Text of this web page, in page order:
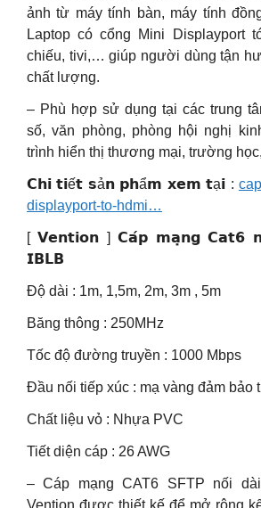
ảnh từ máy tính bàn, máy tính
Laptop có cổng Mini Displayport
chiếu, tivi,… giúp người dùng tận
chất lượng.
– Phù hợp sử dụng tại các trung
số, văn phòng, phòng hội nghị
trình hiển thị thương mại, trường
𝗖𝗵𝗶 𝘁𝗶ế𝘁 𝘀ả𝗻 𝗽𝗵ẩ𝗺 𝘅𝗲𝗺 𝘁ạ𝗶 :
displayport-to-hdmi…
[ 𝗩𝗲𝗻𝘁𝗶𝗼𝗻 ] 𝗖𝗮́𝗽 𝗺𝗮̣𝗻𝗴 𝗖𝗮𝘁𝟲
𝗜𝗕𝗟𝗕
Độ dài : 1m, 1,5m, 2m, 3m , 5m
Băng thông : 250MHz
Tốc độ đường truyền : 1000 Mbps
Đầu nối tiếp xúc : mạ vàng đảm bảo
Chất liệu vỏ : Nhựa PVC
Tiết diện cáp : 26 AWG
– Cáp mạng CAT6 SFTP nối
Vention được thiết kế để mở rộng